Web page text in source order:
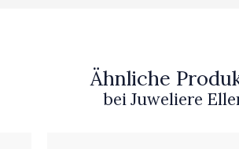
Ähnliche
bei Juweliere